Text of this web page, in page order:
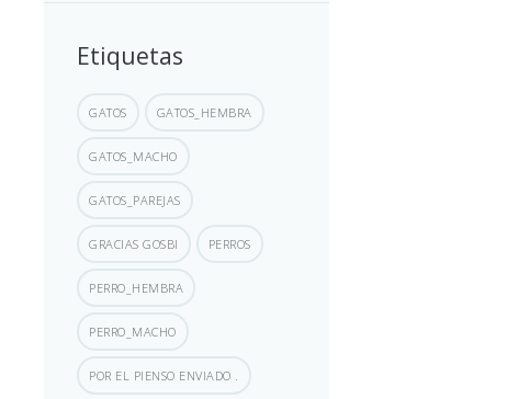
Etiquetas
GATOS GATOS_HEMBRA
GATOS_MACHO
GATOS_PAREJAS
GRACIAS GOSBI PERROS
PERRO_HEMBRA
PERRO_MACHO
POR EL PIENSO ENVIADO .